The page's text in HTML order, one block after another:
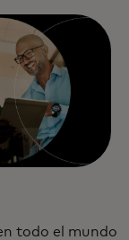
todo el mundo